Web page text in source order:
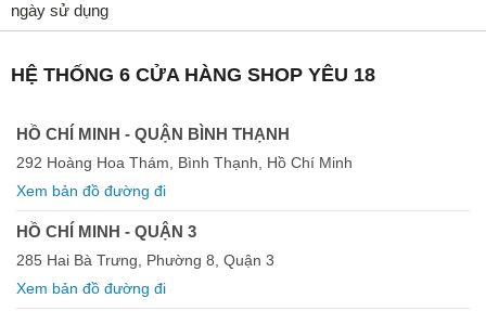
ngày sử dụng
HỆ THỐNG 6 CỬA HÀNG SHOP YÊU 18
HỒ CHÍ MINH - QUẬN BÌNH THẠNH
292 Hoàng Hoa Thám, Bình Thạnh, Hồ Chí Minh
Xem bản đồ đường đi
HỒ CHÍ MINH - QUẬN 3
285 Hai Bà Trưng, Phường 8, Quận 3
Xem bản đồ đường đi